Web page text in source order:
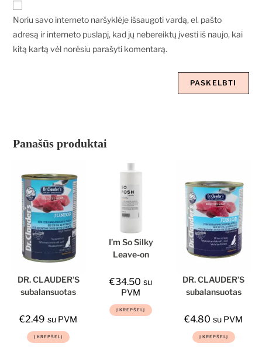
Noriu savo interneto naršyklėje išsaugoti vardą, el. pašto
adresą ir interneto puslapį, kad jų nebereiktų įvesti iš naujo, kai
kitą kartą vėl norėsiu parašyti komentarą.
Panašūs produktai
DR. CLAUDER’S
subalansuotas
maistas jaunų
sistemai 400g
€2.49 su PVM
Į KREPŠELĮ
I’m So Silky
Leave-on
So Posh, 1l
€34.50 su
PVM
Į KREPŠELĮ
DR. CLAUDER’S
subalansuotas
maistas jaunų
sistemai 800g
€4.80 su PVM
Į KREPŠELĮ